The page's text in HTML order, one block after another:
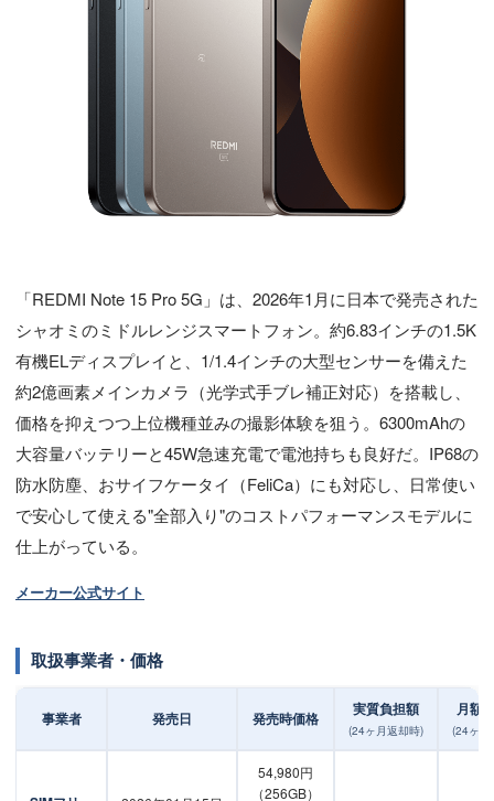
「REDMI Note 15 Pro 5G」は、2026年1月に日本で発売された
シャオミのミドルレンジスマートフォン。約6.83インチの1.5K
有機ELディスプレイと、1/1.4インチの大型センサーを備えた
約2億画素メインカメラ（光学式手ブレ補正対応）を搭載し、
価格を抑えつつ上位機種並みの撮影体験を狙う。6300mAhの
大容量バッテリーと45W急速充電で電池持ちも良好だ。IP68の
防水防塵、おサイフケータイ（FeliCa）にも対応し、日常使い
で安心して使える"全部入り"のコストパフォーマンスモデルに
仕上がっている。
メーカー公式サイト
取扱事業者・価格
事業者 発売日 発売時価格 実質負担額
(24ヶ月返却時)
月額
(24ヶ月
54,980円
（256GB）